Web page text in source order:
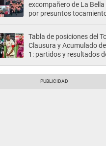
excompañero de La Bella
por presuntos
Tabla de posiciones del
Clausura y Acumulado
1: partidos y resultados